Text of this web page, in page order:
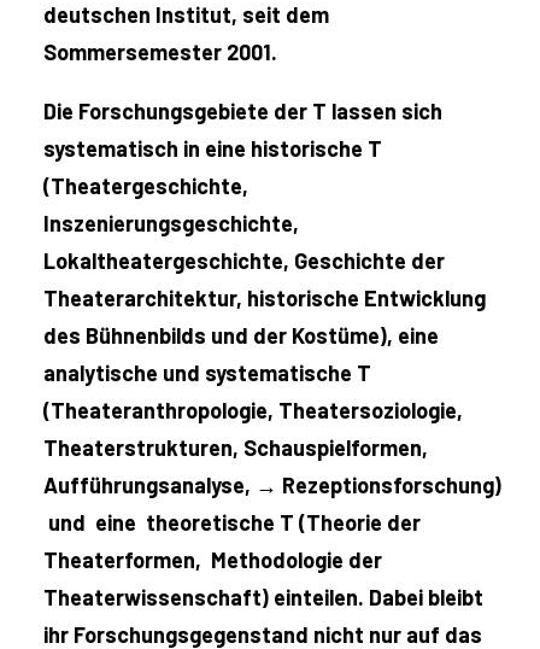
deutschen Institut, seit dem
Sommersemester 2001.
Die Forschungsgebiete der T lassen sich
systematisch in eine historische T
(Theatergeschichte,
Inszenierungsgeschichte,
Lokaltheatergeschichte, Geschichte der
Theaterarchitektur, historische Entwicklung
des Bühnenbilds und der Kostüme), eine
analytische und systematische T
(Theateranthropologie, Theatersoziologie,
Theaterstrukturen, Schauspielformen,
Aufführungsanalyse, → Rezeptionsforschung)
und eine theoretische T (Theorie der
Theaterformen, Methodologie der
Theaterwissenschaft) einteilen. Dabei bleibt
ihr Forschungsgegenstand nicht nur auf das